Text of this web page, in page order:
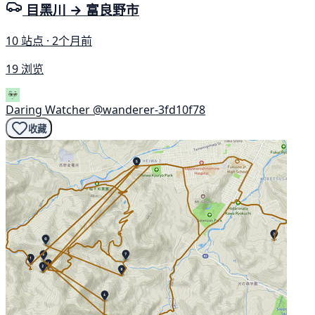
目黑川 → 富良野市
10 站点 · 2个月前
19 浏览
Daring Watcher @wanderer-3fd10f78
收藏